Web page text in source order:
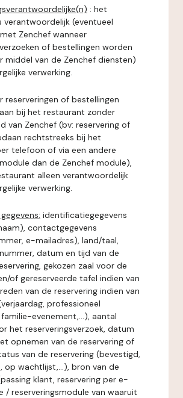
: het
verantwoordelijk (eventueel
Zenchef wanneer
of bestellingen worden
middel van de Zenchef diensten)
verwerking.
reserveringen of bestellingen
bij het restaurant zonder
van Zenchef (bv: reservering of
rechtstreeks bij het
telefoon of via een andere
dan de Zenchef module),
alleen verantwoordelijk
verwerking.
identificatiegegevens
contactgegevens
e-mailadres), land/taal,
datum en tijd van de
gekozen zaal voor de
of gereserveerde tafel indien van
van de reservering indien van
professioneel
evenement,...), aantal
het reserveringsverzoek, datum
opnemen van de reservering of
van de reservering (bevestigd,
op wachtlijst,...), bron van de
klant, reservering per e-
/ reserveringsmodule van waaruit